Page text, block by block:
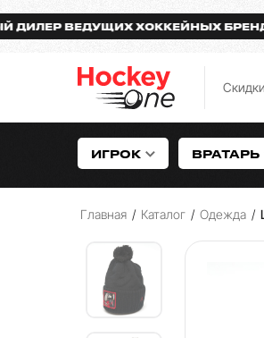
ВЕДУЩИХ ХОККЕЙНЫХ БРЕНДОВ:
Скидки
ИГРОК ВРАТАРЬ
Главная / Каталог / Одежда /